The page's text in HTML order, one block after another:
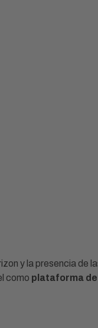
y la presencia de
como plataforma